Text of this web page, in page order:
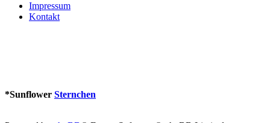
Impressum
Kontakt
*Sunflower Sternchen